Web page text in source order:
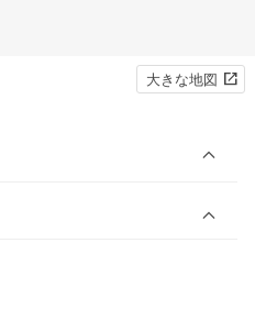
大きな地図